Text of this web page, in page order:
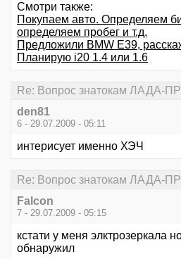
Смотри также:
Покупаем авто. Определяем
определяем пробег и т.д.
Предложили BMW E39,
Планирую i20 1.4 или 1.6
Re: Вопрос знатокам ЛАДА-
den81
6 - 29.07.2009 - 05:11
интерисует именно ХЭЧ
Re: Вопрос знатокам ЛАДА-
Falcon
7 - 29.07.2009 - 05:15
кстати у меня элктрозеркала
обнаружил